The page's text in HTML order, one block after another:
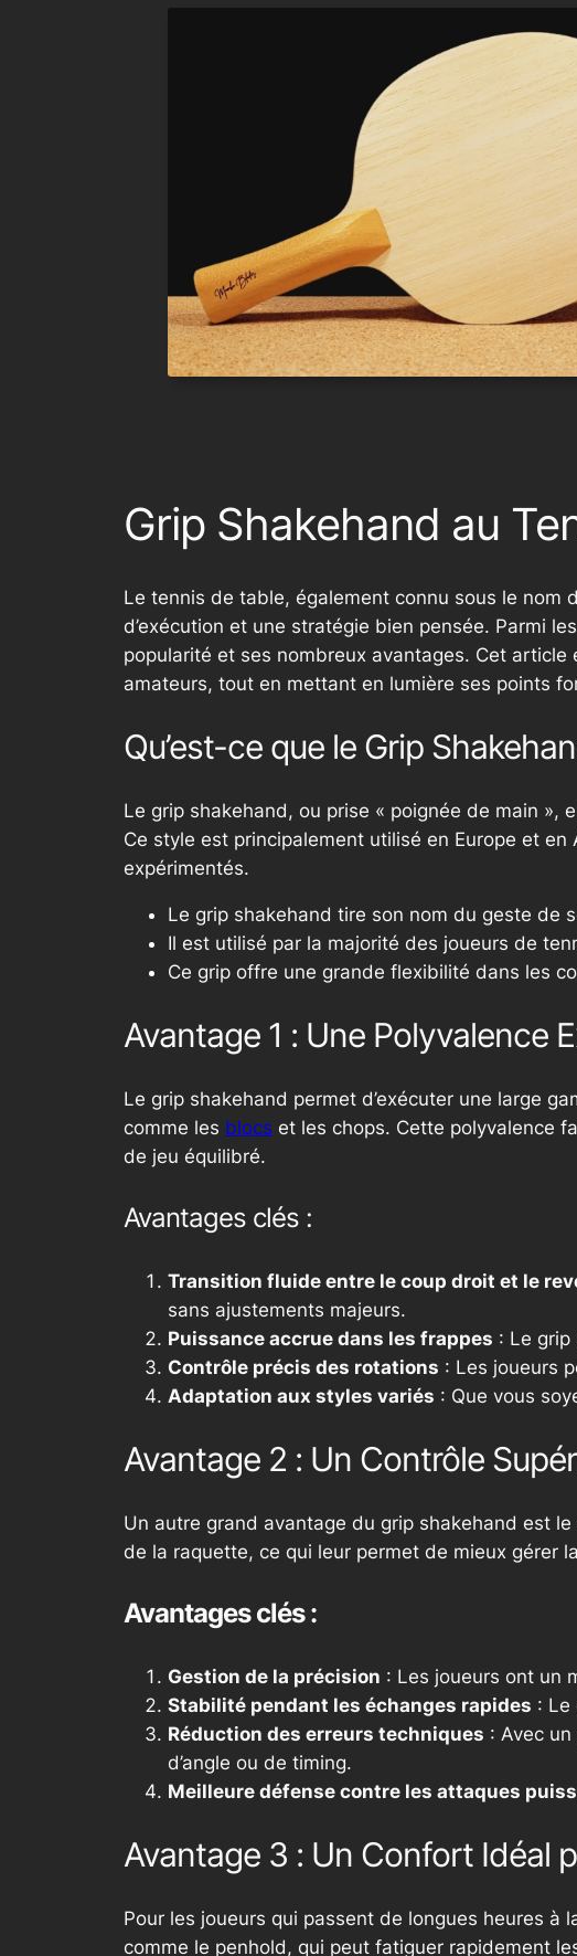
Grip Shakehand au
Le tennis de table, également connu sous le
d’exécution et une stratégie bien pensée. Parmi
popularité et ses nombreux avantages. Cet
amateurs, tout en mettant en lumière ses points
Qu’est-ce que le Grip
Le grip shakehand , ou prise « poignée de main »,
Ce style est principalement utilisé en Europe et
expérimentés.
Le grip shakehand tire son nom du geste de
Il est utilisé par la majorité des joueurs de
Ce grip offre une grande flexibilité dans les
Avantage 1 : Une Polyvalence
Le grip shakehand permet d’exécuter une large
comme les blocs et les chops. Cette polyvalence
de jeu équilibré.
Avantages clés :
Transition fluide entre le coup droit et le
sans ajustements majeurs.
Puissance accrue dans les frappes : Le grip
Contrôle précis des rotations : Les joueurs
Adaptation aux styles variés : Que vous
Avantage 2 : Un Contrôle
Un autre grand avantage du grip shakehand est le
de la raquette, ce qui leur permet de mieux gérer
Avantages clés :
Gestion de la précision : Les joueurs ont un
Stabilité pendant les échanges rapides : Le
Réduction des erreurs techniques : Avec
d’angle ou de timing.
Meilleure défense contre les attaques
Avantage 3 : Un Confort Idéal
Pour les joueurs qui passent de longues heures à
comme le penhold , qui peut fatiguer rapidement